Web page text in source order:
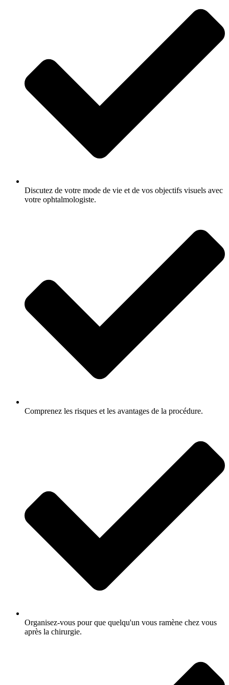
Discutez de votre mode de vie et de vos objectifs visuels avec
votre ophtalmologiste.
Comprenez les risques et les avantages de la procédure.
Organisez-vous pour que quelqu'un vous ramène chez vous
après la chirurgie.